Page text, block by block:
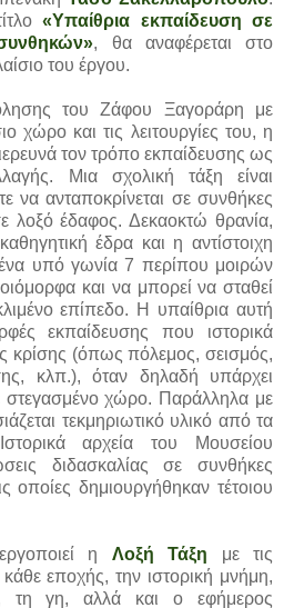
«Υπαίθρια εκπαίδευση σε
, θα αναφέρεται στο
του έργου.
του Ζάφου Ξαγοράρη με
χώρο και τις λειτουργίες του, η
τον τρόπο εκπαίδευσης ως
Μια σχολική τάξη είναι
να ανταποκρίνεται σε συνθήκες
λοξό έδαφος. Δεκαοκτώ θρανία,
έδρα και η αντίστοιχη
υπό γωνία 7 περίπου μοιρών
και να μπορεί να σταθεί
επίπεδο. Η υπαίθρια αυτή
εκπαίδευσης που ιστορικά
κρίσης (όπως πόλεμος, σεισμός,
κλπ.), όταν δηλαδή υπάρχει
στεγασμένο χώρο. Παράλληλα με
τεκμηριωτικό υλικό από τα
αρχεία του Μουσείου
διδασκαλίας σε συνθήκες
οποίες δημιουργήθηκαν τέτοιου
η Λοξή Τάξη με τις
εποχής, την ιστορική μνήμη,
τη γη, αλλά και ο εφήμερος